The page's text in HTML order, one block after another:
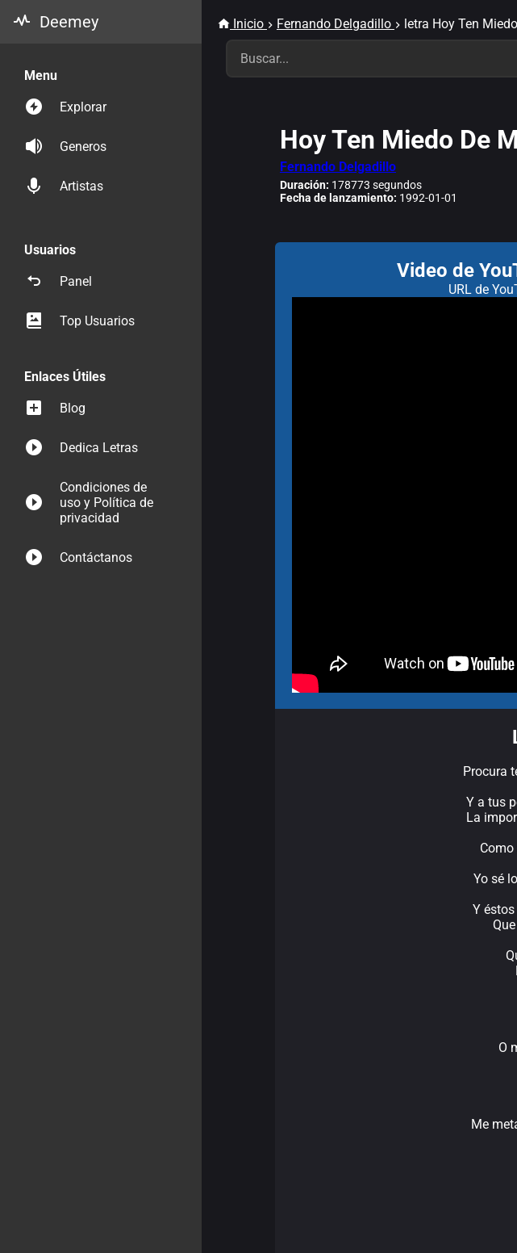
Deemey
Menu
Explorar
Generos
Artistas
Usuarios
Panel
Top Usuarios
Enlaces Útiles
Blog
Dedica Letras
Condiciones de
uso y Política de
privacidad
Contáctanos
Inicio Fernando Delgadillo letra Hoy Ten
Hoy Ten Miedo De
Fernando Delgadillo
Duración: 178773 segundos
Fecha de lanzamiento: 1992-01-01
Video de
URL de
Procura
Y a tus
La
Yo sé
Y
O
Me